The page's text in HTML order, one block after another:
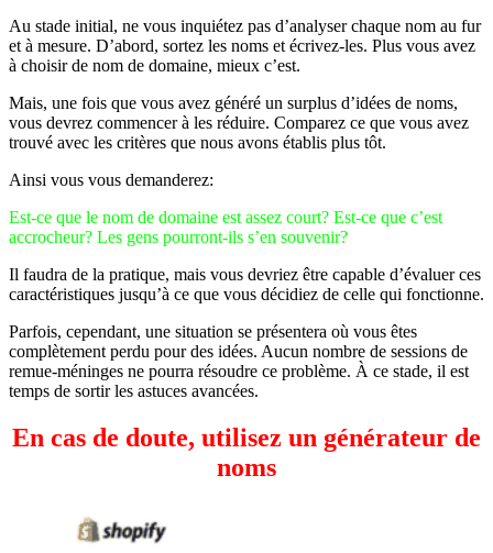
Au stade initial, ne vous inquiétez pas d’analyser chaque nom au fur
et à mesure. D’abord, sortez les noms et écrivez-les. Plus vous avez
à choisir de nom de domaine, mieux c’est.
Mais, une fois que vous avez généré un surplus d’idées de noms,
vous devrez commencer à les réduire. Comparez ce que vous avez
trouvé avec les critères que nous avons établis plus tôt.
Ainsi vous vous demanderez:
Est-ce que le nom de domaine est assez court? Est-ce que c’est
accrocheur? Les gens pourront-ils s’en souvenir?
Il faudra de la pratique, mais vous devriez être capable d’évaluer ces
caractéristiques jusqu’à ce que vous décidiez de celle qui fonctionne.
Parfois, cependant, une situation se présentera où vous êtes
complètement perdu pour des idées. Aucun nombre de sessions de
remue-méninges ne pourra résoudre ce problème. À ce stade, il est
temps de sortir les astuces avancées.
En cas de doute, utilisez un générateur de
noms